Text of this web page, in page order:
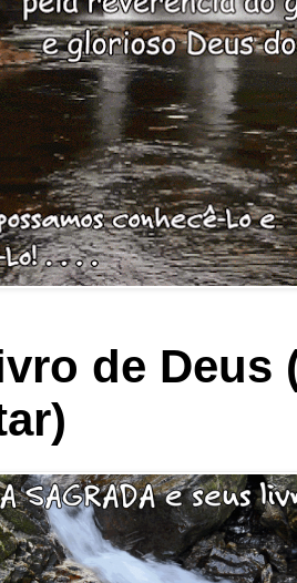
de Deus